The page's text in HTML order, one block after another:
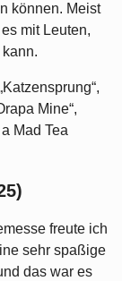
können. Meist
mit Leuten,
Mine“,
Mad Tea
freute ich
sehr spaßige
das war es